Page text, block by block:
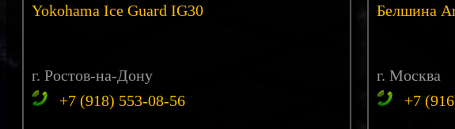
Yokohama Ice Guard IG30
г. Ростов-на-Дону
+7 (918) 553-08-56
Белшина
г. Москва
+7